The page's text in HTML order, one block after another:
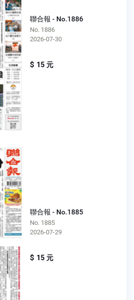
聯合報 - No.1886
No. 1886
2026-07-30
$ 15 元
聯合報 - No.1885
No. 1885
2026-07-29
$ 15 元